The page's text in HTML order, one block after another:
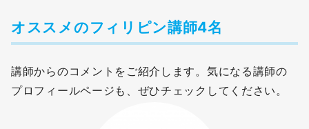
オススメのフィリピン講師4名
講師からのコメントをご紹介します。気になる講師の
プロフィールページも、ぜひチェックしてください。